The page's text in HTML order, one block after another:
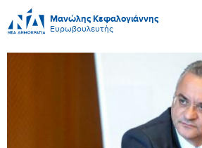
Μανώλης Κεφαλογιάννης
Ευρωβουλευτής